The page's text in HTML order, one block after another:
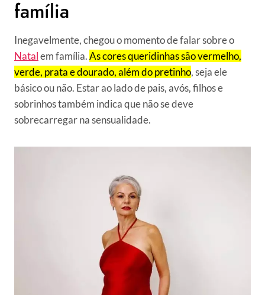
família
Inegavelmente, chegou o momento de falar sobre o
Natalem família.As cores queridinhas são vermelho,
verde, prata e dourado, além do pretinho, seja ele
básico ou não. Estar ao lado de pais, avós, filhos e
sobrinhos também indica que não se deve
sobrecarregar na sensualidade.